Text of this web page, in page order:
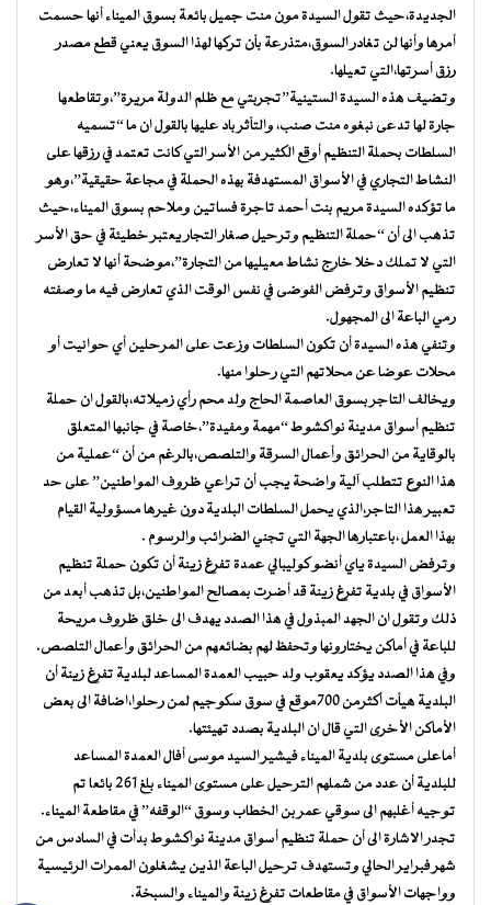
الجديدة،حيث تقول السيدة مون منت جميل بائعة بسوق الميناء أنها حسمت
أمرها وأنها لن تغادر السوق،متذرعة بأن تركها لهذا السوق يعني قطع مصدر
رزق أسرتها،التي تعيلها.
وتضيف هذه السيدة الستينية”تجربتي مع ظلم الدولة مريرة”،وتقاطعها
جارة لها تدعى نبغوه منت صنب، والتأثر باد عليها بالقول ان ما “تسميه
السلطات بحملة التنظيم أوقع الكثير من الأسر التي كانت تعتمد في رزقها على
النشاط التجاري في الأسواق المستهدفة بهذه الحملة في مجاعة حقيقية”،وهو
ما تؤكده السيدة مريم بنت أحمد تاجرة فساتين وملاحم بسوق الميناء،حيث
تذهب الى أن “حملة التنظيم وترحيل صغار التجار يعتبر خطيئة في حق الأسر
التي لا تملك دخلا خارج نشاط معيليها من التجارة”،موضحة أنها لا تعارض
تنظيم الأسواق وترفض الفوضى في نفس الوقت الذي تعارض فيه ما وصفته
رمي الباعة الى المجهول.
وتنفي هذه السيدة أن تكون السلطات وزعت على المرحلين أي حوانيت أو
محلات عوضا عن محلاتهم التي رحلوا منها.
ويخالف التاجر بسوق العاصمة الحاج ولد محم رأي زميلاته،بالقول ان حملة
تنظيم أسواق مدينة نواكشوط “مهمة ومفيدة”،خاصة في جانبها المتعلق
بالوقاية من الحرائق وأعمال السرقة والتلصص،بالرغم من أن “عملية من
هذا النوع تتطلب آلية واضحة يجب أن تراعي ظروف المواطنين” على حد
تعبير هذا التاجر،الذي يحمل السلطات البلدية دون غيرها مسؤولية القيام
بهذا العمل ،باعتبارها الجهة التي تجني الضرائب والرسوم .
وترفض السيدة ياي أنضو كوليبالي عمدة تفرغ زينة أن تكون حملة تنظيم
الأسواق في بلدية تفرغ زينة قد أضرت بمصالح المواطنين،بل تذهب أبعد من
ذلك وتقول ان الجهد المبذول في هذا الصدد يهدف الى خلق ظروف مريحة
للباعة في أماكن يختارونها وتحفظ لهم بضائعهم من الحرائق وأعمال التلصص.
وفي هذا الصدد يؤكد يعقوب ولد حبيب العمدة المساعد لبلدية تفرغ زينة أن
البلدية هيأت أكثرمن 700موقع في سوق سكوجيم لمن رحلوا،اضافة الى بعض
الأماكن الأخرى التي قال ان البلدية بصدد تهيئتها.
أماعلى مستوى بلدية الميناء فيشير السيد موسى أفال العمدة المساعد
للبلدية أن عدد من شملهم الترحيل على مستوى الميناء بلغ 261 بائعا تم
توجيه أغلبهم الى سوقي عمر بن الخطاب وسوق “الوقفه” في مقاطعة الميناء.
تجدر الاشارة الى أن حملة تنظيم أسواق مدينة نواكشوط بدأت في السادس من
شهر فبراير الحالي وتستهدف ترحيل الباعة الذين يشغلون الممرات الرئيسية
وواجهات الأسواق في مقاطعات تفرغ زينة والميناء والسبخة.